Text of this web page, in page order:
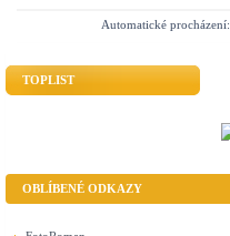
Automatické procházení:
TOPLIST
OBLÍBENÉ ODKAZY